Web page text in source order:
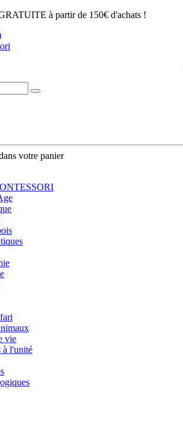
à partir de 150€ d'achats !
votre panier
vie
à l'unité